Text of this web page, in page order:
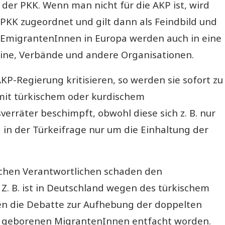
PKK. Wenn man nicht für die AKP ist, wird
zugeordnet und gilt dann als Feindbild und
in Europa werden auch in eine
Verbände und andere Organisationen.
Regierung kritisieren, so werden sie sofort zu
türkischem oder kurdischem
beschimpft, obwohl diese sich z. B. nur
der Türkeifrage nur um die Einhaltung der
Verantwortlichen schaden den
B. ist in Deutschland wegen des türkischem
die Debatte zur Aufhebung der doppelten
MigrantenInnen entfacht worden.